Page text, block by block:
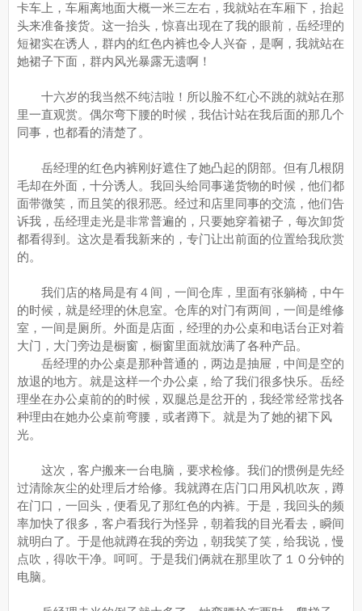
卡车上，车厢离地面大概一米三左右，我就站在车厢下，抬起
头来准备接货。这一抬头，惊喜出现在了我的眼前，岳经理的
短裙实在诱人，群内的红色内裤也令人兴奋，是啊，我就站在
她裙子下面，群内风光暴露无遗啊！
十六岁的我当然不纯洁啦！所以脸不红心不跳的就站在那
里一直观赏。偶尔弯下腰的时候，我估计站在我后面的那几个
同事，也都看的清楚了。
岳经理的红色内裤刚好遮住了她凸起的阴部。但有几根阴
毛却在外面，十分诱人。我回头给同事递货物的时候，他们都
面带微笑，而且笑的很邪恶。经过和店里同事的交流，他们告
诉我，岳经理走光是非常普遍的，只要她穿着裙子，每次卸货
都看得到。这次是看我新来的，专门让出前面的位置给我欣赏
的。
我们店的格局是有４间，一间仓库，里面有张躺椅，中午
的时候，就是经理的休息室。仓库的对门有两间，一间是维修
室，一间是厕所。外面是店面，经理的办公桌和电话台正对着
大门，大门旁边是橱窗，橱窗里面就放满了各种产品。
岳经理的办公桌是那种普通的，两边是抽屉，中间是空的
放退的地方。就是这样一个办公桌，给了我们很多快乐。岳经
理坐在办公桌前的的时候，双腿总是岔开的，我经常经常找各
种理由在她办公桌前弯腰，或者蹲下。就是为了她的裙下风
光。
这次，客户搬来一台电脑，要求检修。我们的惯例是先经
过清除灰尘的处理后才给修。我就蹲在店门口用风机吹灰，蹲
在门口，一回头，便看见了那红色的内裤。于是，我回头的频
率加快了很多，客户看我行为怪异，朝着我的目光看去，瞬间
就明白了。于是他就蹲在我的旁边，朝我笑了笑，给我说，慢
点吹，得吹干净。呵呵。于是我们俩就在那里吹了１０分钟的
电脑。